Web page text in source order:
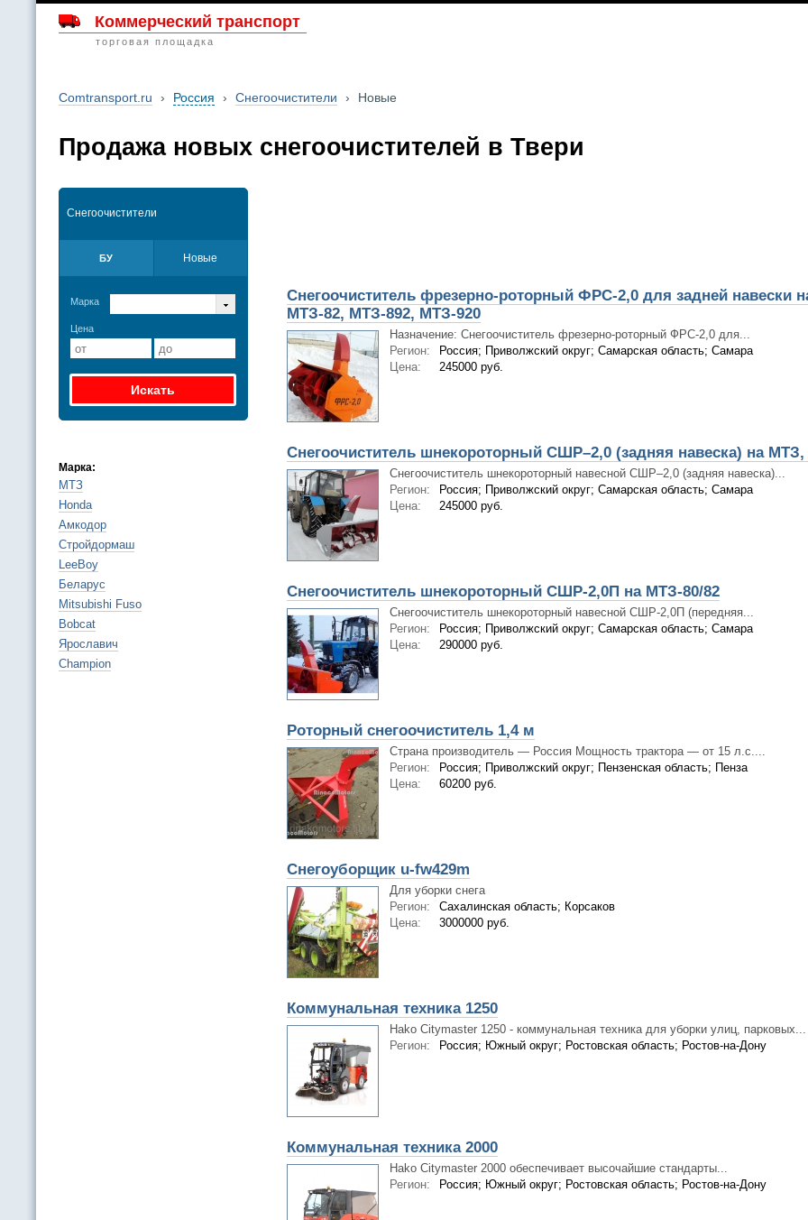
Коммерческий транспорт
торговая площадка
Comtransport.ru › Россия › Снегоочистители › Новые
Продажа новых снегоочистителей в Твери
Снегоочистители
БУ Новые
Марка
Цена
Марка:
МТЗ
Honda
Амкодор
Стройдормаш
LeeBoy
Беларус
Mitsubishi Fuso
Bobcat
Ярославич
Champion
Снегоочиститель фрезерно-роторный ФРС-2,0 для задней навески
МТЗ-82, МТЗ-892, МТЗ-920
Назначение: Снегоочиститель фрезерно-роторный ФРС-2,0 для...
Регион:
Россия; Приволжский округ; Самарская область; Самара
Цена:
245000 руб.
Снегоочиститель шнекороторный СШР–2,0 (задняя навеска) на
Снегоочиститель шнекороторный навесной СШР–2,0 (задняя навеска)...
Регион:
Россия; Приволжский округ; Самарская область; Самара
Цена:
245000 руб.
Снегоочиститель шнекороторный СШР-2,0П на МТЗ-80/82
Снегоочиститель шнекороторный навесной СШР-2,0П (передняя...
Регион:
Россия; Приволжский округ; Самарская область; Самара
Цена:
290000 руб.
Роторный снегоочиститель 1,4 м
Страна производитель ― Россия Мощность трактора ― от 15 л.с....
Регион:
Россия; Приволжский округ; Пензенская область; Пенза
Цена:
60200 руб.
Снегоуборщик u-fw429m
Для уборки снега
Регион:
Сахалинская область; Корсаков
Цена:
3000000 руб.
Коммунальная техника 1250
Hako Citymaster 1250 - коммунальная техника для уборки улиц, парковых...
Регион:
Россия; Южный округ; Ростовская область; Ростов-на-Дону
Коммунальная техника 2000
Hako Citymaster 2000 обеспечивает высочайшие стандарты...
Регион:
Россия; Южный округ; Ростовская область; Ростов-на-Дону